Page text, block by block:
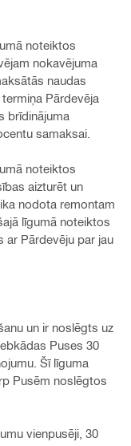
noteiktos
nokavējuma
naudas
Pārdevēja
brīdinājuma
samaksai.
noteiktos
aizturēt un
nodota remontam
līgumā noteiktos
ar Pārdevēju par jau
un ir noslēgts uz
Puses 30
Šī līguma
Pusēm noslēgtos
vienpusēji, 30